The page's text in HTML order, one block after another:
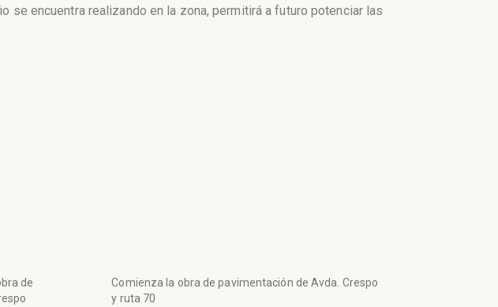
se encuentra realizando en la zona, permitirá a futuro potenciar las
de
Comienza la obra de pavimentación de Avda. Crespo
y ruta 70